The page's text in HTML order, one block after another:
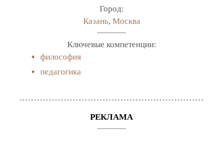
Город:
Казань, Москва
Ключевые компетенции:
философия
педагогика
РЕКЛАМА